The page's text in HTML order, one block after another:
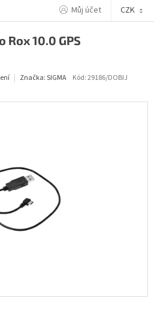
Můj účet CZK
Rox 10.0 GPS
Značka:SIGMA Kód:29186/DOBIJ